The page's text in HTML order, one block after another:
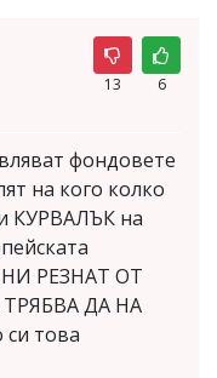
13 6
фондовете
на кого колко
КУРВАЛЪК на
НИ РЕЗНАТ ОТ
ДА НА
това